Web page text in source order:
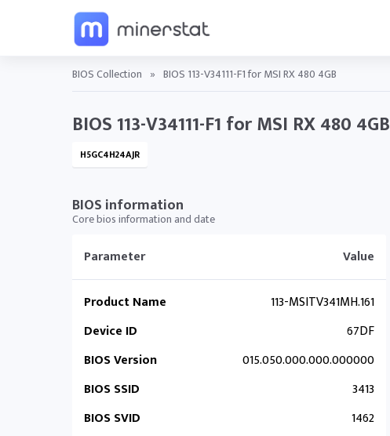
BIOS Collection » BIOS 113-V34111-F1 for MSI RX 480 4GB
BIOS 113-V34111-F1 for MSI RX 480 4GB
H5GC4H24AJR
BIOS information
Core bios information and date
Parameter Value
Product Name
113-MSITV341MH.161
Device ID
67DF
BIOS Version
015.050.000.000.000000
BIOS SSID
3413
BIOS SVID
1462